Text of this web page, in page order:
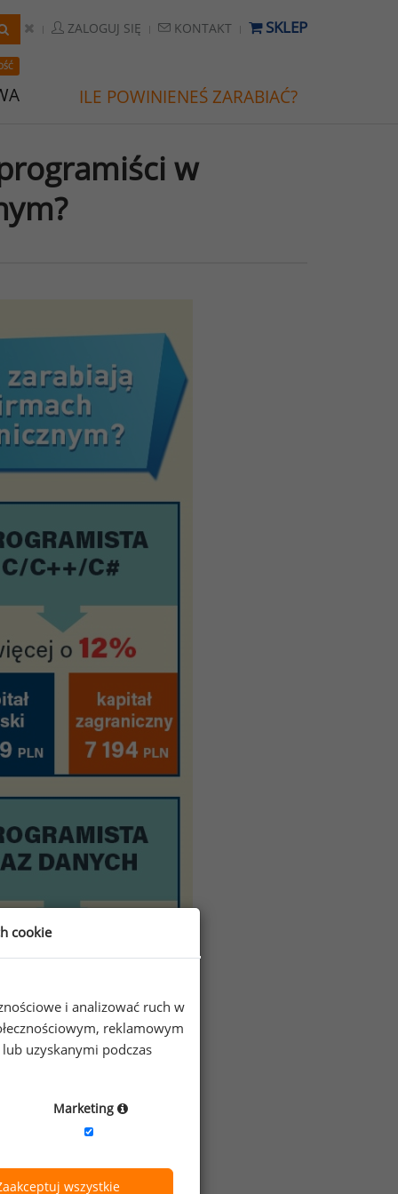
ZALOGUJ SIĘ KONTAKT SKLEP
ILE POWINIENEŚ ZARABIAĆ?
w
cookie
i analizować ruch w
reklamowym
uzyskanymi podczas
Marketing
wszystkie